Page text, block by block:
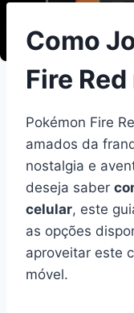
Como
Fire
Pokémon Fire
amados da
nostalgia e
deseja saber
celular, este
as opções
aproveitar este
móvel.